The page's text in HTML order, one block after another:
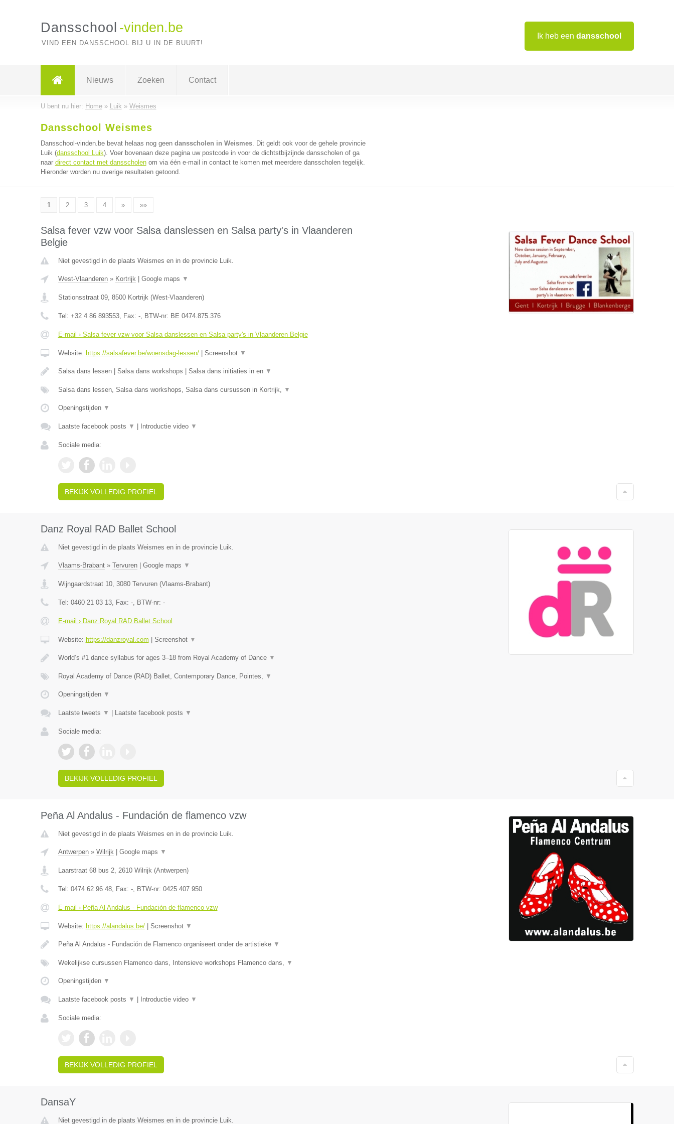
Ik heb een dansschool
Dansschool -vinden.be
VIND EEN DANSSCHOOL BIJ U IN DE BUURT!
Nieuws Zoeken Contact
U bent nu hier: Home» Luik » Weismes
Dansschool Weismes
Dansschool-vinden.be bevat helaas nog geen dansscholen in Weismes. Dit geldt ook voor de gehele provincie
Luik (dansschool Luik). Voer bovenaan deze pagina uw postcode in voor de dichtstbijzijnde dansscholen of ga
naar direct contact met dansscholenom via één e-mail in contact te komen met meerdere dansscholen tegelijk.
Hieronder worden nu overige resultaten getoond.
1 2 3 4 » »»
Salsa fever vzw voor Salsa danslessen en Salsa party's in Vlaanderen
Belgie
Niet gevestigd in de plaats Weismes en in de provincie Luik.
West-Vlaanderen» Kortrijk| Google maps ▼
Stationsstraat 09, 8500 Kortrijk(West-Vlaanderen)
Tel: +32 4 86 893553, Fax: -, BTW-nr: BE 0474.875.376
E-mail › Salsa fever vzw voor Salsa danslessen en Salsa party's in Vlaanderen Belgie
Website: https://salsafever.be/woensdag-lessen/| Screenshot ▼
Salsa dans lessen | Salsa dans workshops | Salsa dans initiaties in en ▼
Salsa dans lessen, Salsa dans workshops, Salsa dans cursussen in Kortrijk, ▼
Openingstijden ▼
Laatste facebook posts ▼ Introductie video ▼
Sociale media:
BEKIJK VOLLEDIG PROFIEL
Danz Royal RAD Ballet School
Niet gevestigd in de plaats Weismes en in de provincie Luik.
Vlaams-Brabant» Tervuren| Google maps ▼
Wijngaardstraat 10, 3080 Tervuren(Vlaams-Brabant)
Tel: 0460 21 03 13, Fax: -, BTW-nr: -
E-mail › Danz Royal RAD Ballet School
Website: https://danzroyal.com Screenshot ▼
World’s #1 dance syllabus for ages 3–18 from Royal Academy of Dance ▼
Royal Academy of Dance (RAD) Ballet, Contemporary Dance, Pointes, ▼
Openingstijden ▼
Laatste tweets ▼ Laatste facebook posts ▼
Sociale media:
BEKIJK VOLLEDIG PROFIEL
Peña Al Andalus - Fundación de flamenco vzw
Niet gevestigd in de plaats Weismes en in de provincie Luik.
Antwerpen» Wilrijk| Google maps ▼
Laarstraat 68 bus 2, 2610 Wilrijk(Antwerpen)
Tel: 0474 62 96 48, Fax: -, BTW-nr: 0425 407 950
E-mail › Peña Al Andalus - Fundación de flamenco vzw
Website: https://alandalus.be/| Screenshot ▼
Peña Al Andalus - Fundación de Flamenco organiseert onder de artistieke ▼
Wekelijkse cursussen Flamenco dans, Intensieve workshops Flamenco dans, ▼
Openingstijden ▼
Laatste facebook posts ▼ Introductie video ▼
Sociale media:
BEKIJK VOLLEDIG PROFIEL
DansaY
Niet gevestigd in de plaats Weismes en in de provincie Luik.